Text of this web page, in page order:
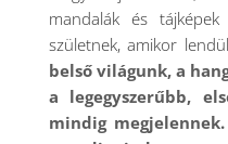
mandalák és
születnek, amikor
belső világunk, a
a legegyszerűbb,
mindig